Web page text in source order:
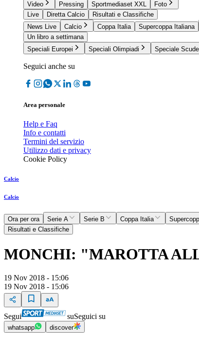
Video Pressing Sportmediaset XXL
Foto
Live
Diretta Calcio
Risultati e Classifiche
News Live
Calcio Coppa Italia Supercoppa Italiana
Un libro a settimana
Speciali Europei
Speciali Olimpiadi Speciale
Seguici anche su
Area personale
Help e Faq
Info e contatti
Termini del servizio
Utilizzo dati e privacy
Cookie Policy
Calcio
Calcio
Ora per ora Serie A Serie B Coppa Italia
Risultati e Classifiche
MONCHI: "MAROTTA
19 Nov 2018 - 15:06
19 Nov 2018 - 15:06
Segui suSeguici su
whatsapp discover